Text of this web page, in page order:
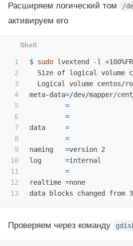
Расширяем логический том /
активируем его
1
2
3
4
5
6
7
8
9
10
11
12
$ sudo lvextend -l
Size of logical volume
Logical volume centos/
meta-data=/dev/mapper/
=
=
data =
=
naming =
log =
=
realtime =
Проверяем через команду